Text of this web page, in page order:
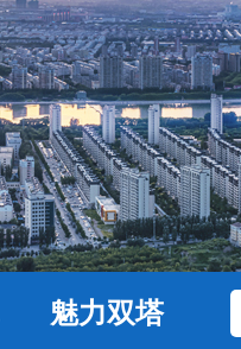
魅力双塔